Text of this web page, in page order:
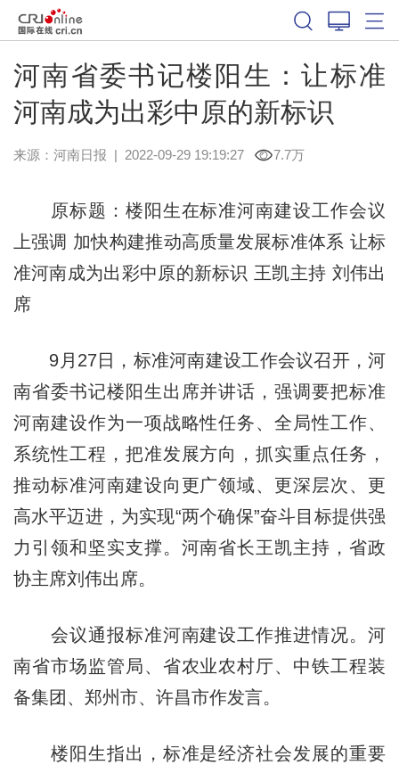
河南省委书记楼阳生：让标准
河南成为出彩中原的新标识
来源： 河南日报 | 2022-09-29 19:19:27 7.7万
原标题：楼阳生在标准河南建设工作会议
上强调 加快构建推动高质量发展标准体系 让标
准河南成为出彩中原的新标识 王凯主持 刘伟出
席
9月27日，标准河南建设工作会议召开，河
南省委书记楼阳生出席并讲话，强调要把标准
河南建设作为一项战略性任务、全局性工作、
系统性工程，把准发展方向，抓实重点任务，
推动标准河南建设向更广领域、更深层次、更
高水平迈进，为实现“两个确保”奋斗目标提供强
力引领和坚实支撑。河南省长王凯主持，省政
协主席刘伟出席。
会议通报标准河南建设工作推进情况。河
南省市场监管局、省农业农村厅、中铁工程装
备集团、郑州市、许昌市作发言。
楼阳生指出，标准是经济社会发展的重要